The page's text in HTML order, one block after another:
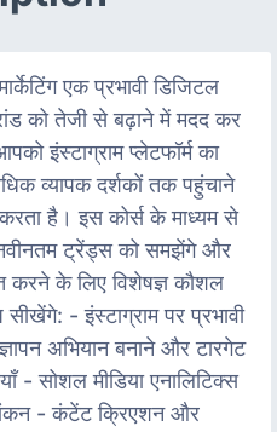
एक प्रभावी डिजिटल
को तेजी से बढ़ाने में मदद कर
इंस्टाग्राम प्लेटफॉर्म का
व्यापक दर्शकों तक पहुंचाने
करता है। इस कोर्स के माध्यम से
ट्रेंड्स को समझेंगे और
करने के लिए विशेषज्ञ कौशल
- इंस्टाग्राम पर प्रभावी
अभियान बनाने और टारगेट
- सोशल मीडिया एनालिटिक्स
- कंटेंट क्रिएशन और